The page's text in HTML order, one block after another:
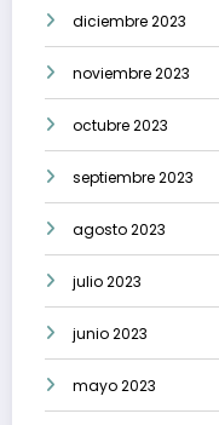
diciembre 2023
noviembre 2023
octubre 2023
septiembre 2023
agosto 2023
julio 2023
junio 2023
mayo 2023